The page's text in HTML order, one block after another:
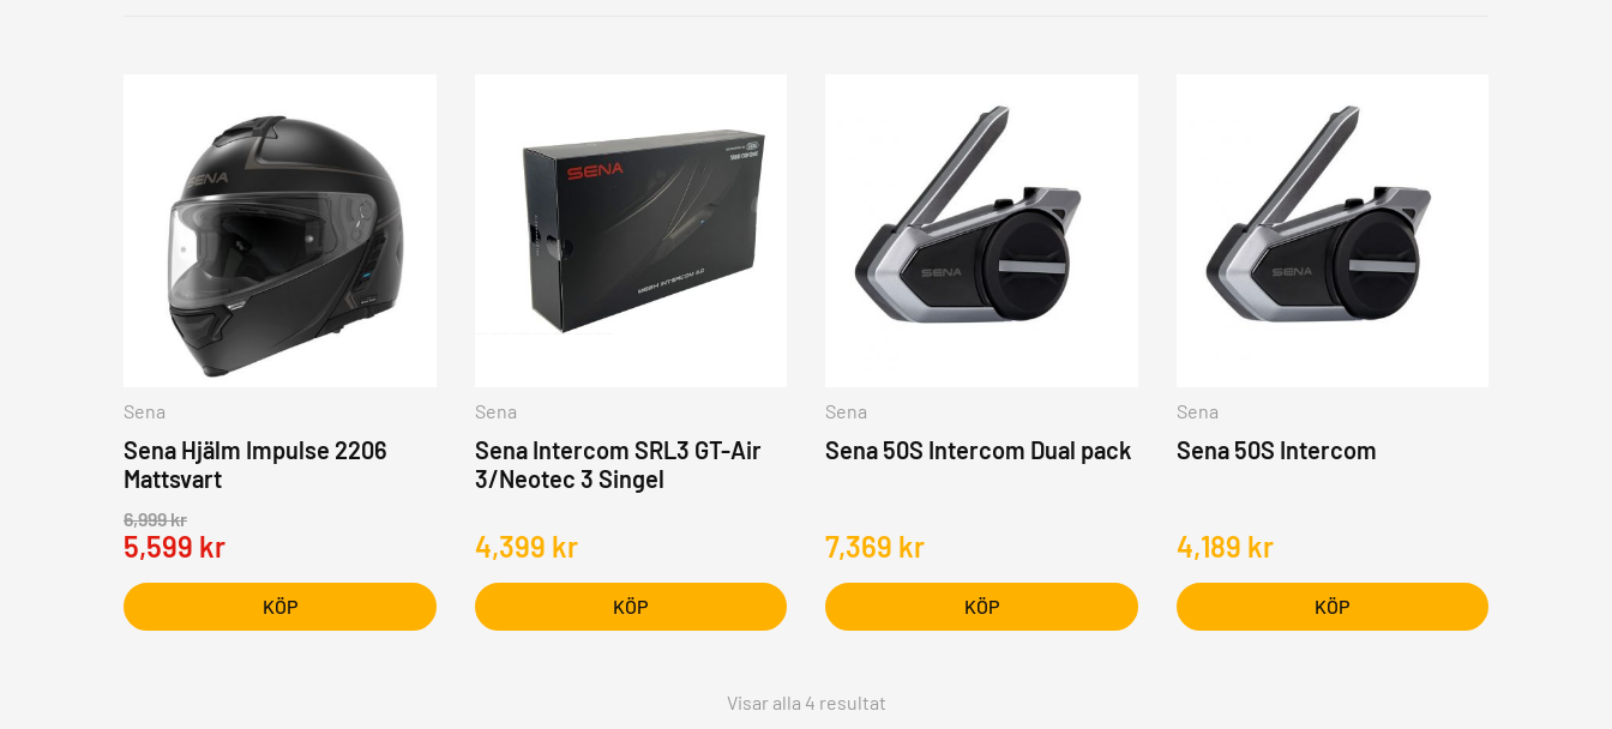
Sena
Sena Hjälm Impulse 2206
Mattsvart
6,999kr
5,599 kr
KÖP
Sena
Sena Intercom SRL3 GT-Air
3/Neotec 3 Singel
4,399 kr
KÖP
Sena
Sena 50S Intercom Dual pack
7,369 kr
KÖP
Sena
Sena 50S Intercom
4,189 kr
KÖP
Visar alla 4 resultat